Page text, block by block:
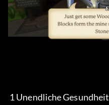
1 Unendliche Gesundheit